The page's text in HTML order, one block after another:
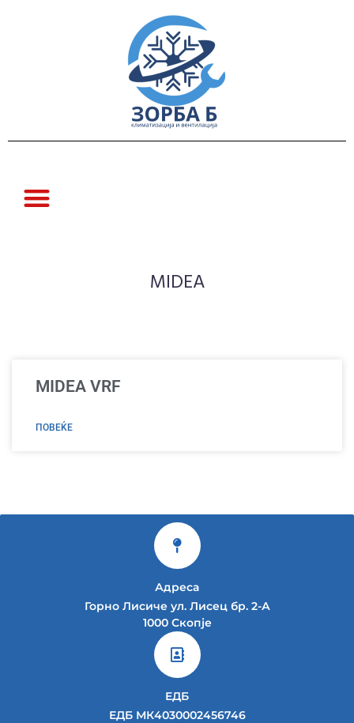
MIDEA
MIDEA VRF
ПОВЕЌЕ
Адреса
Горно Лисиче ул. Лисец бр. 2-А
1000 Скопје
ЕДБ
ЕДБ МК4030002456746